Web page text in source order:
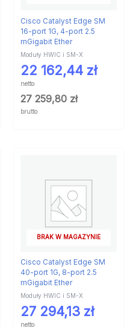
Cisco Catalyst Edge SM
16-port 1G, 4-port 2.5
mGigabit Ether
Moduły HWIC i SM-X
22 162,44 zł
netto
27 259,80 zł
brutto
BRAK W MAGAZYNIE
Cisco Catalyst Edge SM
40-port 1G, 8-port 2.5
mGigabit Ether
Moduły HWIC i SM-X
27 294,13 zł
netto